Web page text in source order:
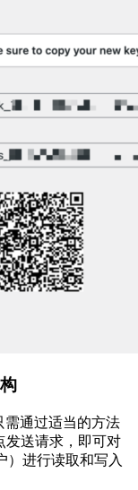
需通过适当的方法
发送请求，即可对
）进行读取和写入